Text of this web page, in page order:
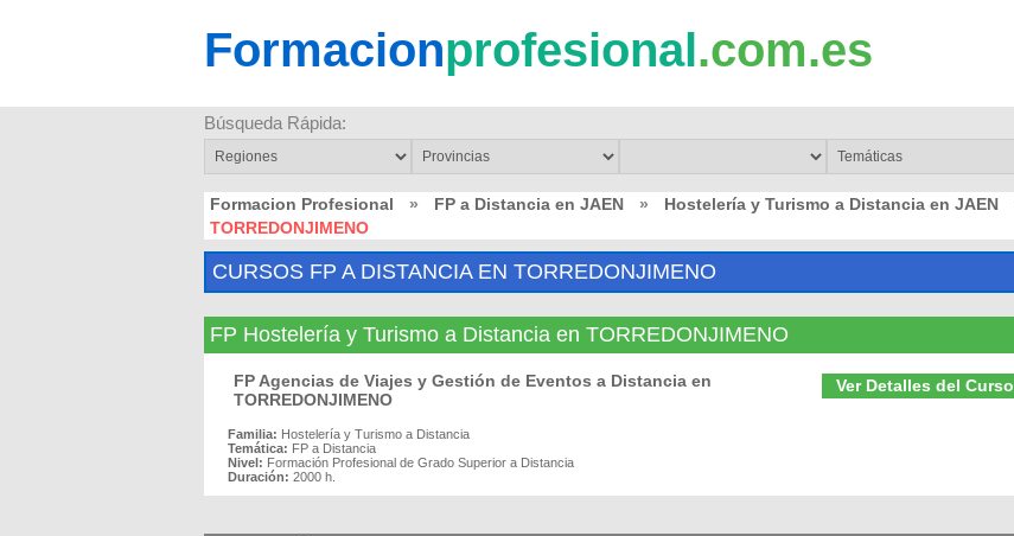
Formacionprofesional.com.es
Búsqueda Rápida:
Formacion Profesional » FP a Distancia en JAEN » Hostelería y Turismo a Distancia en JAEN
TORREDONJIMENO
CURSOS FP A DISTANCIA EN TORREDONJIMENO
FP Hostelería y Turismo a Distancia en TORREDONJIMENO
Ver Detalles del Curso
FP Agencias de Viajes y Gestión de Eventos a Distancia en
TORREDONJIMENO
Familia: Hostelería y Turismo a Distancia
Temática: FP a Distancia
Nivel: Formación Profesional de Grado Superior a Distancia
Duración: 2000 h.